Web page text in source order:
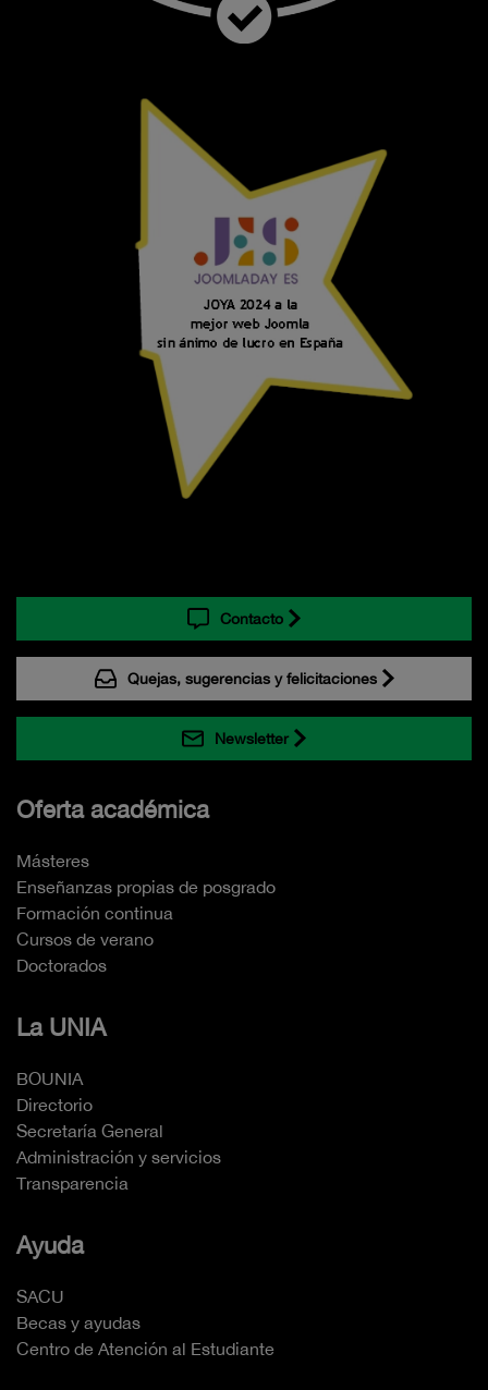
Contacto
Quejas, sugerencias y felicitaciones
Newsletter
Oferta académica
Másteres
Enseñanzas propias de posgrado
Formación continua
Cursos de verano
Doctorados
La UNIA
BOUNIA
Directorio
Secretaría General
Administración y servicios
Transparencia
Ayuda
SACU
Becas y ayudas
Centro de Atención al Estudiante